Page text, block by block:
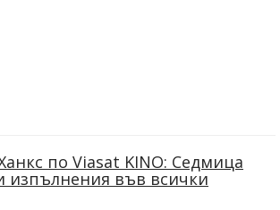
по Viasat KINO: Седмица
изпълнения във всички